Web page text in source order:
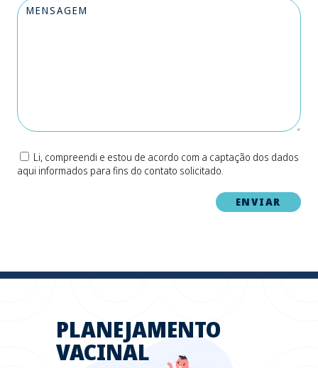
Li, compreendi e estou de acordo com a captação dos dados
aqui informados para fins do contato solicitado.
PLANEJAMENTO
VACINAL